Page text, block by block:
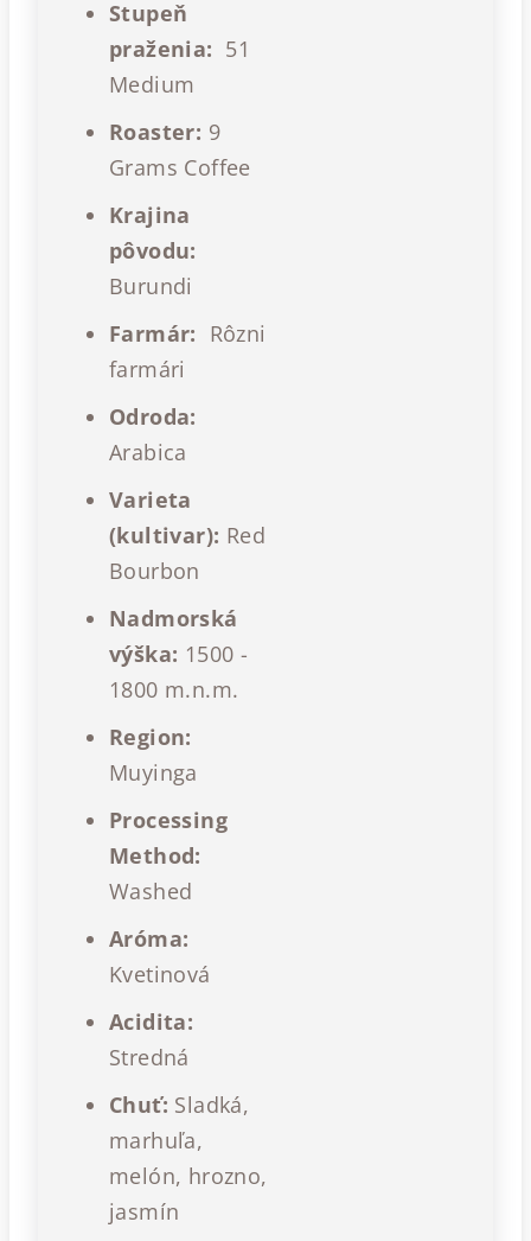
Stupeň
praženia: 51
Medium
Roaster: 9
Grams Coffee
Krajina
pôvodu:
Burundi
Farmár: Rôzni
farmári
Odroda:
Arabica
Varieta
(kultivar): Red
Bourbon
Nadmorská
výška: 1500 -
1800 m.n.m.
Region:
Muyinga
Processing
Method:
Washed
Aróma:
Kvetinová
Acidita:
Stredná
Chuť: Sladká,
marhuľa,
melón, hrozno,
jasmín